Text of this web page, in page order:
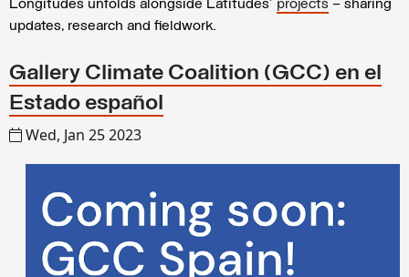
Longitudes unfolds alongside Latitudes’ projects – sharing
updates, research and fieldwork.
Gallery Climate Coalition (GCC) en el
Estado español
Wed, Jan 25 2023